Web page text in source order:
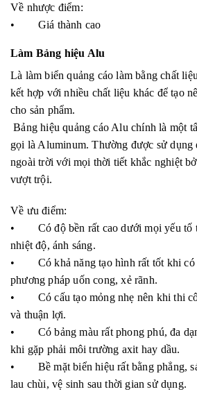
Về nhược điểm:
• Giá thành cao
Làm Bảng hiệu Alu
Là làm biển quảng cáo làm bằng chất
kết hợp với nhiều chất liệu khác để tạo
cho sản phẩm.
Bảng hiệu quảng cáo Alu chính là một
gọi là Aluminum. Thường được sử dụng
ngoài trời với mọi thời tiết khắc nghiệt
vượt trội.
Về ưu điểm:
• Có độ bền rất cao dưới mọi yếu tố
nhiệt độ, ánh sáng.
• Có khả năng tạo hình rất tốt khi có
phương pháp uốn cong, xẻ rãnh.
• Có cấu tạo mỏng nhẹ nên khi thi
và thuận lợi.
• Có bảng màu rất phong phú, đa
khi gặp phải môi trường axit hay dầu.
• Bề mặt biển hiệu rất bằng phẳng,
lau chùi, vệ sinh sau thời gian sử dụng.